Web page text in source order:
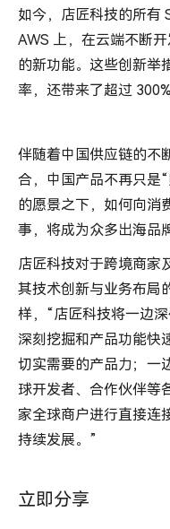
如今，店匠科技的所有
AWS 上，在云端不断
的新功能。这些创新举
率，还带来了超过
伴随着中国供应链的不
合，中国产品不再只是
的愿景之下，如何向消
事，将成为众多出海品
店匠科技对于跨境商家
其技术创新与业务布局
样，“店匠科技将一边
深刻挖掘和产品功能快
切实需要的产品力；一
球开发者、合作伙伴等
家全球商户进行直接连
持续发展。”
立即分享